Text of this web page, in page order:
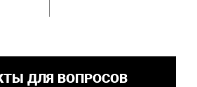
ДЛЯ ВОПРОСОВ